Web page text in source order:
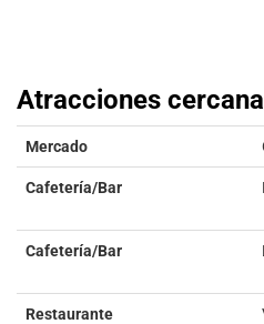
Atracciones
Mercado
Cafetería/Bar
Cafetería/Bar
Restaurante